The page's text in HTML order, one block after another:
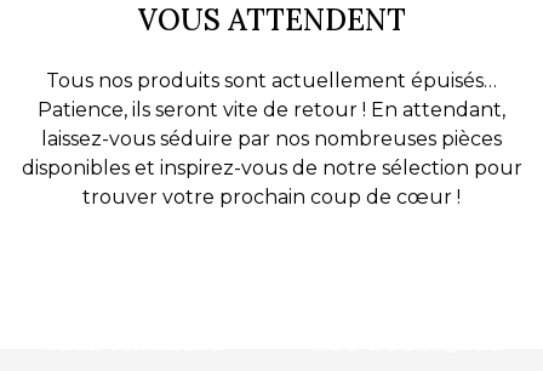
VOUS ATTENDENT
Tous nos produits sont actuellement épuisés…
Patience, ils seront vite de retour ! En attendant,
laissez-vous séduire par nos nombreuses pièces
disponibles et inspirez-vous de notre sélection pour
trouver votre prochain coup de cœur !